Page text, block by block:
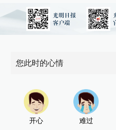
您此时的心情
开心 难过